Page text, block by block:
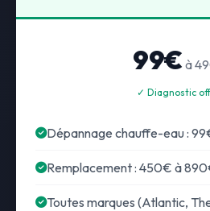
99€ à
✓ Diagnostic
Dépannage chauffe-eau :
Remplacement : 450€ à
Toutes marques (Atlantic,